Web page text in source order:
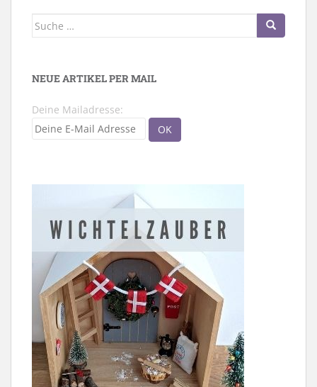
Suche
NEUE ARTIKEL PER MAIL
Deine Mailadresse: